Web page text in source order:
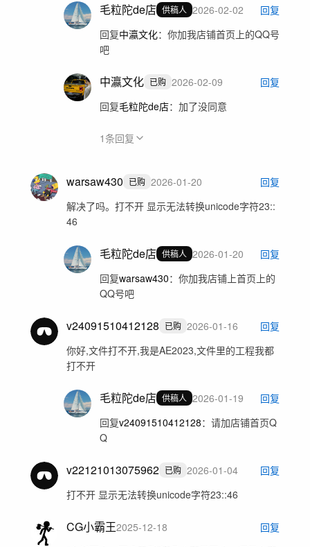
毛粒陀de店 供稿人 2026-02-02
回复
回复中瀛文化： 你加我店铺首页上的QQ号
吧
中瀛文化 已购 2026-02-09
回复
回复毛粒陀de店： 加了没同意
1条回复
warsaw430 已购 2026-01-20
回复
解决了吗。打不开 显示无法转换unicode字符23::
46
毛粒陀de店 供稿人 2026-01-20
回复
回复warsaw430： 你加我店铺上首页上的
QQ号吧
v24091510412128 已购 2026-01-16
回复
你好,文件打不开,我是AE2023,文件里的工程我都
打不开
毛粒陀de店 供稿人 2026-01-19
回复
回复v24091510412128： 请加店铺首页Q
Q
v22121013075962 已购 2026-01-04
回复
打不开 显示无法转换unicode字符23::46
CG小霸王2025-12-18
回复